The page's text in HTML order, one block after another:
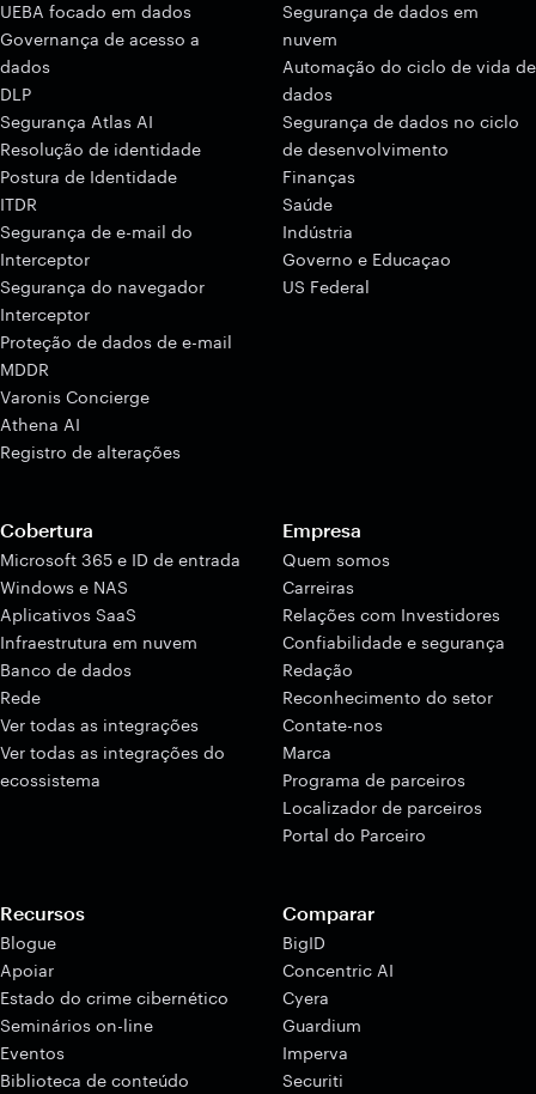
UEBA focado em dados
Governança de acesso a
dados
DLP
Segurança Atlas AI
Resolução de identidade
Postura de Identidade
ITDR
Segurança de e-mail do
Interceptor
Segurança do navegador
Interceptor
Proteção de dados de e-mail
MDDR
Varonis Concierge
Athena AI
Registro de alterações
Segurança de dados em
nuvem
Automação do ciclo de vida de
dados
Segurança de dados no ciclo
de desenvolvimento
Finanças
Saúde
Indústria
Governo e Educaçao
US Federal
Cobertura
Microsoft 365 e ID de entrada
Windows e NAS
Aplicativos SaaS
Infraestrutura em nuvem
Banco de dados
Rede
Ver todas as integrações
Ver todas as integrações do
ecossistema
Empresa
Quem somos
Carreiras
Relações com Investidores
Confiabilidade e segurança
Redação
Reconhecimento do setor
Contate-nos
Marca
Programa de parceiros
Localizador de parceiros
Portal do Parceiro
Recursos
Blogue
Apoiar
Estado do crime cibernético
Seminários on-line
Eventos
Biblioteca de conteúdo
Comparar
BigID
Concentric AI
Cyera
Guardium
Imperva
Securiti